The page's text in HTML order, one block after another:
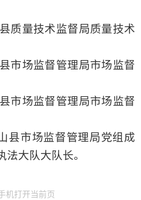
质量技术监督局质量技术
市场监督管理局市场监督
市场监督管理局市场监督
监督管理局党组成
法大队大队长。
机打开当前页